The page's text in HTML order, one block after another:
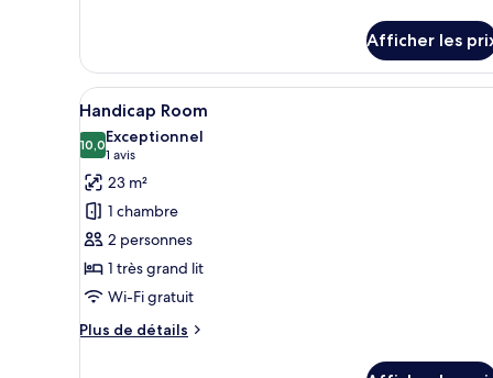
Business
Suite.
Afficher les
Afficher
toutes
les
photos
pour
ce
type
de
chambre :
Handicap
Une chambre d’hôtel avec
7
Handicap Room
10,010,0 sur 10
Exceptionnel
1 avis
(1 avis)
23 m²
1 chambre
2 personnes
1 très grand lit
Wi-Fi gratuit
Plus de détails
Plus